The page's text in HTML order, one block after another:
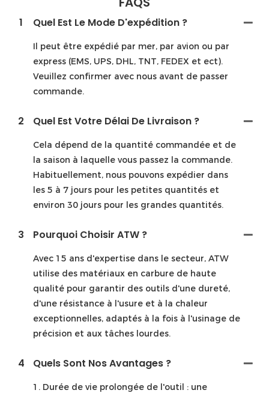
1 Quel Est Le Mode D'expédition ?
Il peut être expédié par mer, par avion ou par
express (EMS, UPS, DHL, TNT, FEDEX et ect).
Veuillez confirmer avec nous avant de passer
commande.
2 Quel Est Votre Délai De Livraison ?
Cela dépend de la quantité commandée et de
la saison à laquelle vous passez la commande.
Habituellement, nous pouvons expédier dans
les 5 à 7 jours pour les petites quantités et
environ 30 jours pour les grandes quantités.
3 Pourquoi Choisir ATW ?
Avec 15 ans d'expertise dans le secteur, ATW
utilise des matériaux en carbure de haute
qualité pour garantir des outils d'une dureté,
d'une résistance à l'usure et à la chaleur
exceptionnelles, adaptés à la fois à l'usinage de
précision et aux tâches lourdes.
4 Quels Sont Nos Avantages ?
1. Durée de vie prolongée de l'outil : une